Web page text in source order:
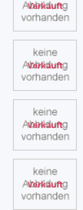
Verkauft
Verkauft
Verkauft
Verkauft